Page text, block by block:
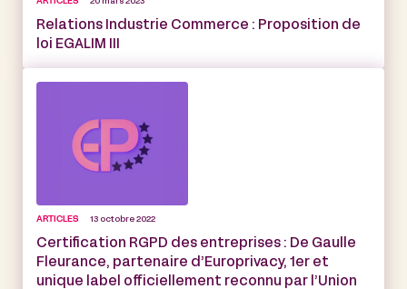
20 mars 2023
Relations Industrie Commerce : Proposition de
loi EGALIM III
ARTICLES 13 octobre 2022
Certification RGPD des entreprises : De Gaulle
Fleurance, partenaire d’Europrivacy, 1er et
unique label officiellement reconnu par l’Union